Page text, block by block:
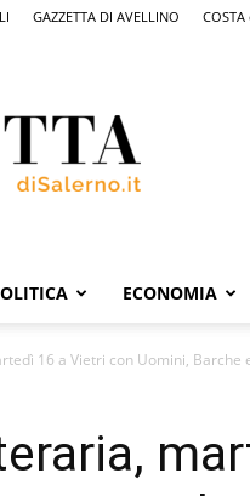
GAZZETTA DI AVELLINO COSTA
ECONOMIA
16 a Vietri con Uomini, Barche